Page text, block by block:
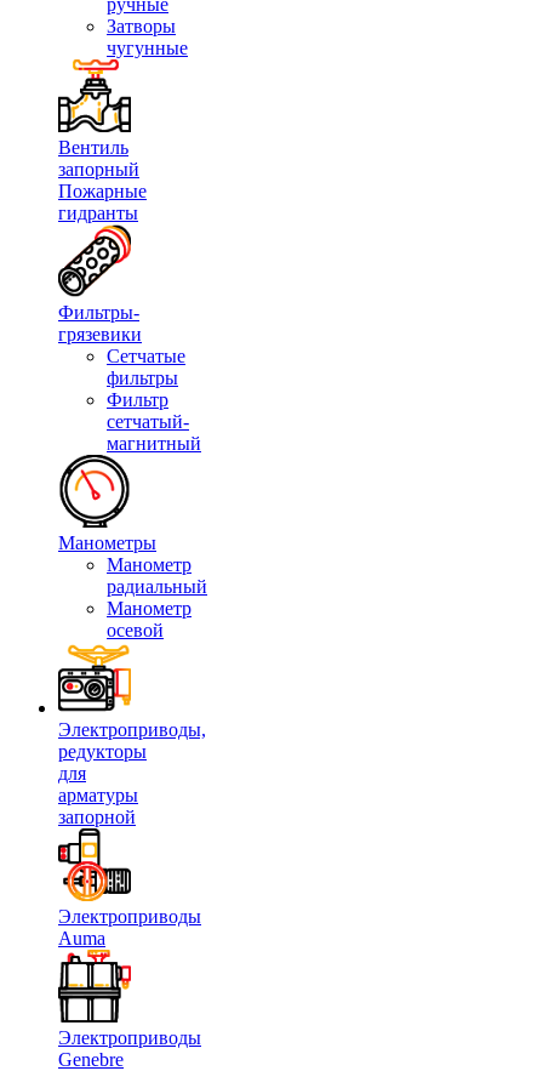
ручные
Затворы
чугунные
Вентиль
запорный
Пожарные
гидранты
Фильтры-
грязевики
Сетчатые
фильтры
Фильтр
сетчатый-
магнитный
Манометры
Манометр
радиальный
Манометр
осевой
Электроприводы,
редукторы
для
арматуры
запорной
Электроприводы
Auma
Электроприводы
Genebre